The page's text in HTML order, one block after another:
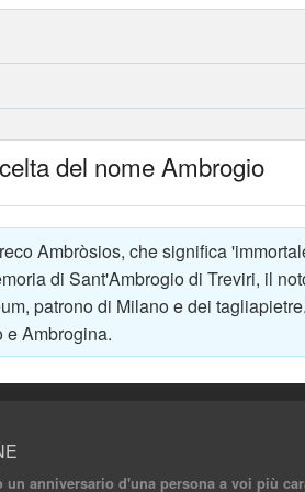
del nome Ambrogio
Ambròsios, che significa
di Sant'Ambrogio di Treviri, il
patrono di Milano e dei
Ambrogina.
anniversario d'una persona a voi più